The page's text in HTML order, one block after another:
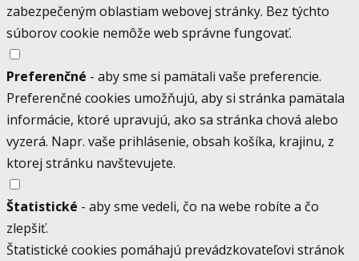
zabezpečeným oblastiam webovej stránky. Bez týchto
súborov cookie nemôže web správne fungovať.
Preferenčné - aby sme si pamätali vaše preferencie.
Preferenčné cookies umožňujú, aby si stránka pamätala
informácie, ktoré upravujú, ako sa stránka chová alebo
vyzerá. Napr. vaše prihlásenie, obsah košíka, krajinu, z
ktorej stránku navštevujete.
Štatistické - aby sme vedeli, čo na webe robíte a čo
zlepšiť.
Štatistické cookies pomáhajú prevádzkovateľovi stránok